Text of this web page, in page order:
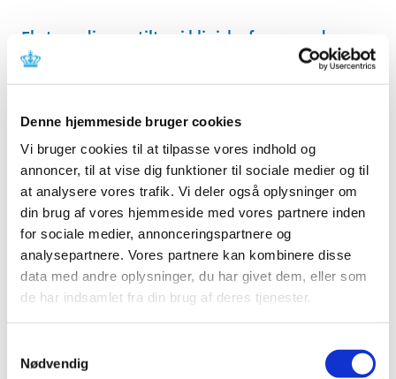
Denne hjemmeside bruger cookies
Vi bruger cookies til at tilpasse vores indhold og
annoncer, til at vise dig funktioner til sociale medier og til
at analysere vores trafik. Vi deler også oplysninger om
din brug af vores hjemmeside med vores partnere inden
for sociale medier, annonceringspartnere og
analysepartnere. Vores partnere kan kombinere disse
data med andre oplysninger, du har givet dem, eller som
de har indsamlet fra din brug af deres tjenester.
Nødvendig
Ekstraordinære tiltag i kliniske forsøg under
COVID-19
|9. oktober 2020|
ekstraordinære konsekvenser for udførslen af kliniske
Løbende vurdering af endnu en mulig vaccine
mod COVID-19 er påbegyndt
|6. oktober 2020|
En løbende vurdering af endnu en mulig vaccine mod
COVID-19 er nu påbegyndt i det europæiske…
Lægemiddelstyrelsen sætter nu hårdere ind
for at sikre offentliggørelse af resultater fra
|6. oktober 2020